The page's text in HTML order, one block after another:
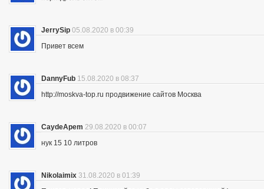
JerrySip 05.08.2020 в 00:39
Привет всем
DannyFub 15.08.2020 в 08:37
http://moskva-top.ru продвижение сайтов Москва
CaydeApem 29.08.2020 в 00:07
нук 15 10 литров
Nikolaimix 31.08.2020 в 01:39